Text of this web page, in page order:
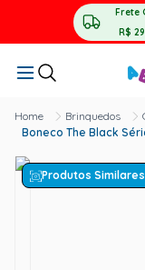
Frete
R$
Brinquedos
Boneco The Black
Produtos Similares